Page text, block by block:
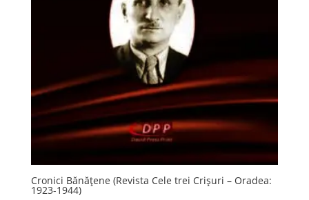
Cronici Bănățene (Revista Cele trei Crișuri – Oradea:
1923-1944)